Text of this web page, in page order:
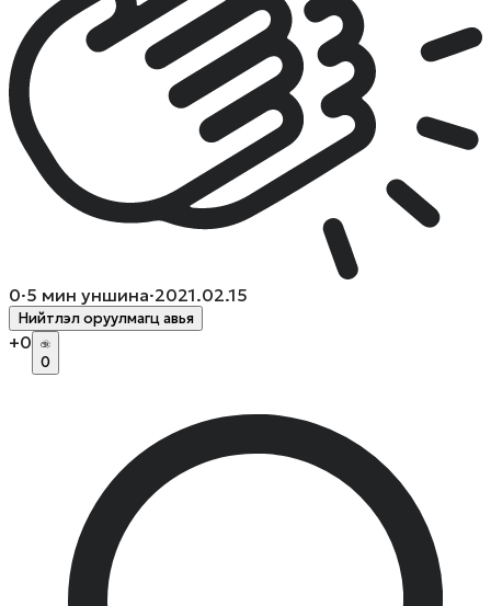
0·5 мин уншина·2021.02.15
Нийтлэл оруулмагц авья
+0
0